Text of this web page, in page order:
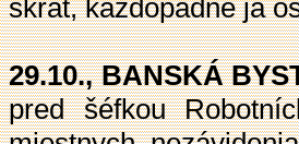
skrat, každopádne ja
29.10., BANSKÁ
pred šéfkou